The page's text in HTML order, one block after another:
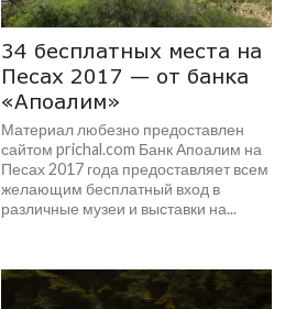
34 бесплатных места на
Песах 2017 — от банка
«Апоалим»
Материал любезно предоставлен
сайтом prichal.com Банк Апоалим на
Песах 2017 года предоставляет всем
желающим бесплатный вход в
различные музеи и выставки на...